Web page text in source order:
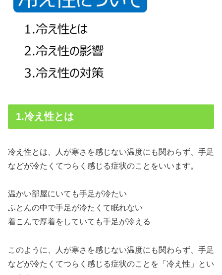
1.冷え性とは
冷え性とは、人が寒さを感じない温度にも関わらず、手足
などが冷たくてつらく感じる症状のことをいいます。
温かい部屋にいても手足が冷たい
ふとんの中で手足が冷たくて眠れない
着こんで厚着をしていても手足が冷える
このように、人が寒さを感じない温度にも関わらず、手足
などが冷たくてつらく感じる症状のことを「冷え性」とい